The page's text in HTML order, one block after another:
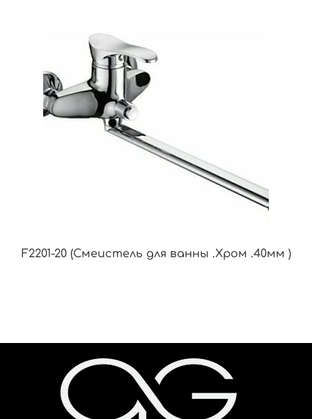
F2201-20 (Смеистель для ванны .Хром .40мм )